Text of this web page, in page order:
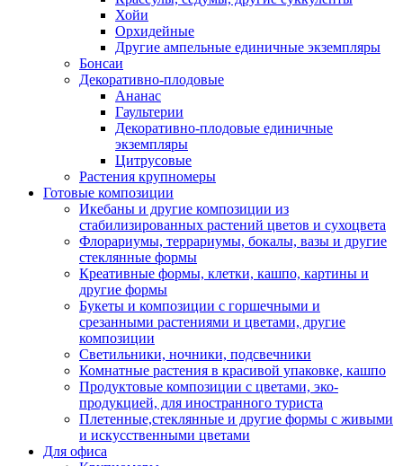
Хойи
Орхидейные
Другие ампельные единичные экземпляры
Бонсаи
Декоративно-плодовые
Ананас
Гаультерии
Декоративно-плодовые единичные
экземпляры
Цитрусовые
Растения крупномеры
Готовые композиции
Икебаны и другие композиции из
стабилизированных растений цветов и сухоцвета
Флорариумы, террариумы, бокалы, вазы и другие
стеклянные формы
Креативные формы, клетки, кашпо, картины и
другие формы
Букеты и композиции с горшечными и
срезанными растениями и цветами, другие
композиции
Светильники, ночники, подсвечники
Комнатные растения в красивой упаковке, кашпо
Продуктовые композиции с цветами, эко-
продукцией, для иностранного туриста
Плетенные,стеклянные и другие формы с живыми
и искусственными цветами
Для офиса